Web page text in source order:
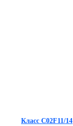
Класс C02F11/14